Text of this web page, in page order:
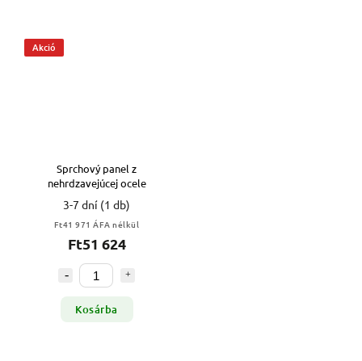
Akció
Sprchový panel z
nehrdzavejúcej ocele
3-7 dní (1 db)
Ft41 971 ÁFA nélkül
Ft51 624
Kosárba